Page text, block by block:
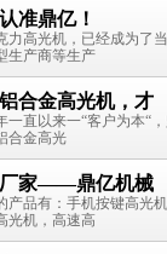
准鼎亿！
力高光机，已经成为了
生产商等生产
合金高光机，才
一直以来一“客户为本“
合金高光
厂家——鼎亿机械
产品有：手机按键高光
光机，高速高